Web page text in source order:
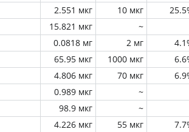
2.551 мкг 10 мкг
15.821 мкг
~
0.0818 мг 2 мг
65.95 мкг 1000 мкг
4.806 мкг 70 мкг
0.989 мкг
~
98.9 мкг
~
4.226 мкг 55 мкг